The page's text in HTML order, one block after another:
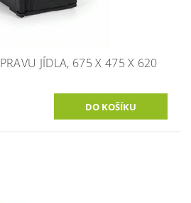
JÍDLA, 675 X 475 X 620